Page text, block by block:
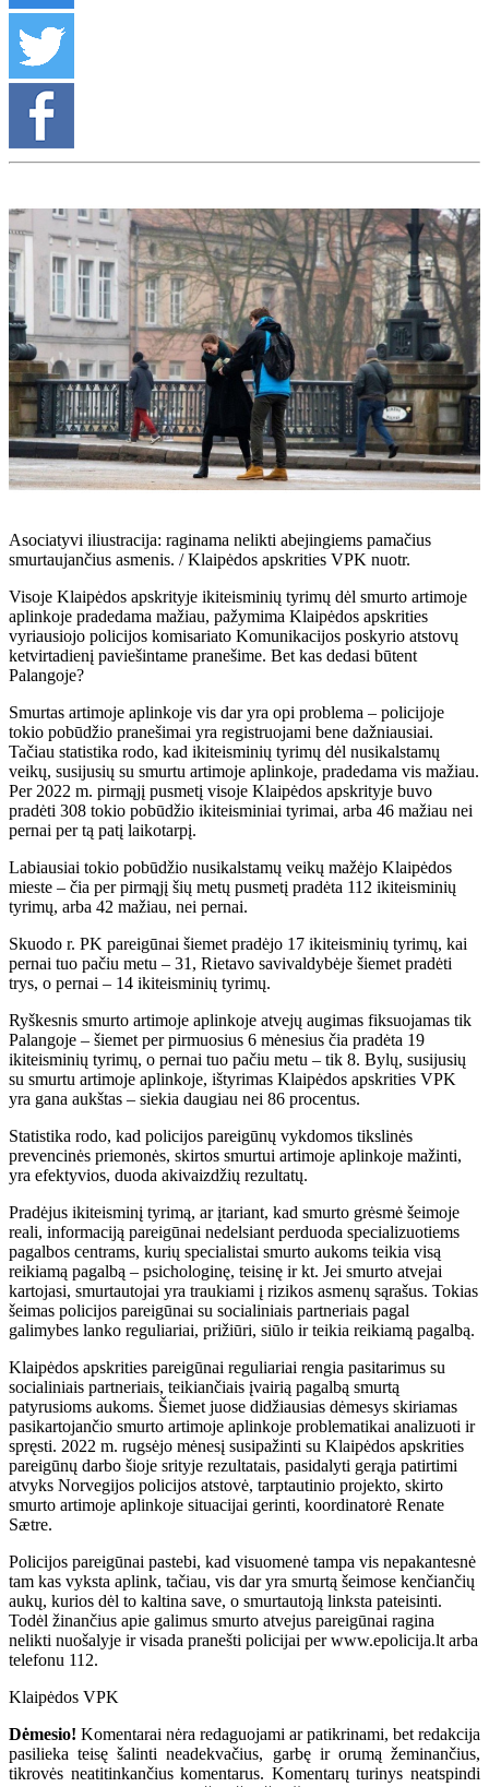
Asociatyvi iliustracija: raginama nelikti abejingiems pamačius
smurtaujančius asmenis. / Klaipėdos apskrities VPK nuotr.
Visoje Klaipėdos apskrityje ikiteisminių tyrimų dėl smurto artimoje
aplinkoje pradedama mažiau, pažymima Klaipėdos apskrities
vyriausiojo policijos komisariato Komunikacijos poskyrio atstovų
ketvirtadienį paviešintame pranešime. Bet kas dedasi būtent
Palangoje?
Smurtas artimoje aplinkoje vis dar yra opi problema – policijoje
tokio pobūdžio pranešimai yra registruojami bene dažniausiai.
Tačiau statistika rodo, kad ikiteisminių tyrimų dėl nusikalstamų
veikų, susijusių su smurtu artimoje aplinkoje, pradedama vis mažiau.
Per 2022 m. pirmąjį pusmetį visoje Klaipėdos apskrityje buvo
pradėti 308 tokio pobūdžio ikiteisminiai tyrimai, arba 46 mažiau nei
pernai per tą patį laikotarpį.
Labiausiai tokio pobūdžio nusikalstamų veikų mažėjo Klaipėdos
mieste – čia per pirmąjį šių metų pusmetį pradėta 112 ikiteisminių
tyrimų, arba 42 mažiau, nei pernai.
Skuodo r. PK pareigūnai šiemet pradėjo 17 ikiteisminių tyrimų, kai
pernai tuo pačiu metu – 31, Rietavo savivaldybėje šiemet pradėti
trys, o pernai – 14 ikiteisminių tyrimų.
Ryškesnis smurto artimoje aplinkoje atvejų augimas fiksuojamas tik
Palangoje – šiemet per pirmuosius 6 mėnesius čia pradėta 19
ikiteisminių tyrimų, o pernai tuo pačiu metu – tik 8. Bylų, susijusių
su smurtu artimoje aplinkoje, ištyrimas Klaipėdos apskrities VPK
yra gana aukštas – siekia daugiau nei 86 procentus.
Statistika rodo, kad policijos pareigūnų vykdomos tikslinės
prevencinės priemonės, skirtos smurtui artimoje aplinkoje mažinti,
yra efektyvios, duoda akivaizdžių rezultatų.
Pradėjus ikiteisminį tyrimą, ar įtariant, kad smurto grėsmė šeimoje
reali, informaciją pareigūnai nedelsiant perduoda specializuotiems
pagalbos centrams, kurių specialistai smurto aukoms teikia visą
reikiamą pagalbą – psichologinę, teisinę ir kt. Jei smurto atvejai
kartojasi, smurtautojai yra traukiami į rizikos asmenų sąrašus. Tokias
šeimas policijos pareigūnai su socialiniais partneriais pagal
galimybes lanko reguliariai, prižiūri, siūlo ir teikia reikiamą pagalbą.
Klaipėdos apskrities pareigūnai reguliariai rengia pasitarimus su
socialiniais partneriais, teikiančiais įvairią pagalbą smurtą
patyrusioms aukoms. Šiemet juose didžiausias dėmesys skiriamas
pasikartojančio smurto artimoje aplinkoje problematikai analizuoti ir
spręsti. 2022 m. rugsėjo mėnesį susipažinti su Klaipėdos apskrities
pareigūnų darbo šioje srityje rezultatais, pasidalyti gerąja patirtimi
atvyks Norvegijos policijos atstovė, tarptautinio projekto, skirto
smurto artimoje aplinkoje situacijai gerinti, koordinatorė Renate
Sætre.
Policijos pareigūnai pastebi, kad visuomenė tampa vis nepakantesnė
tam kas vyksta aplink, tačiau, vis dar yra smurtą šeimose kenčiančių
aukų, kurios dėl to kaltina save, o smurtautoją linksta pateisinti.
Todėl žinančius apie galimus smurto atvejus pareigūnai ragina
nelikti nuošalyje ir visada pranešti policijai per www.epolicija.lt arba
telefonu 112.
Klaipėdos VPK
Dėmesio! Komentarai nėra redaguojami ar patikrinami, bet redakcija
pasilieka teisę šalinti neadekvačius, garbę ir orumą žeminančius,
tikrovės neatitinkančius komentarus. Komentarų turinys neatspindi